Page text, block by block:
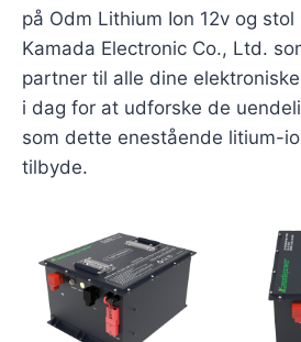
på Odm Lithium Ion 12v og stol
Kamada Electronic Co., Ltd.
partner til alle dine
i dag for at udforske de
som dette enestående litium-
tilbyde.